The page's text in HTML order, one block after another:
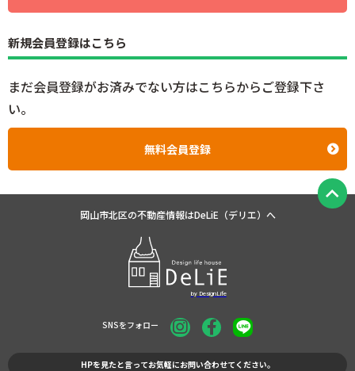
新規会員登録はこちら
まだ会員登録がお済みでない方はこちらからご登録下さ
い。
無料会員登録
岡山市北区の不動産情報はDeLiE（デリエ）へ
SNSをフォロー
HPを見たと言ってお気軽にお問い合わせてください。